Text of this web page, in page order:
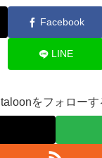
Facebook
LINE
taloonをフォローす